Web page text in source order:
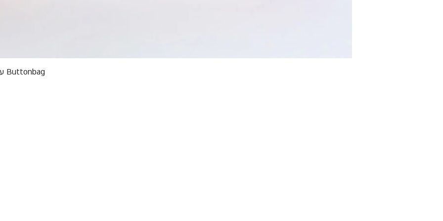
Buttonbag ערכת סריגה לילדים מבצע אריזות פגומות